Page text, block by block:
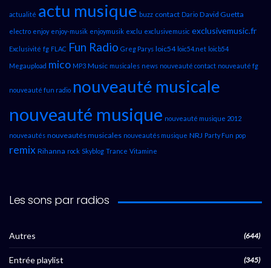
actualité actu musique buzz contact Dario David Guetta
electro enjoy enjoy-musik enjoymusik exclu exclusivemusic exclusivemusic.fr
Exclusivité fg FLAC Fun Radio Greg Parys loic54 loic54.net loicb54
Megaupload mico MP3 Music musicales news nouveauté contact nouveauté fg
nouveauté fun radio nouveauté musicale
nouveauté musique nouveauté musique 2012
nouveautés nouveautés musicales nouveautés musique NRJ Party Fun pop
remix Rihanna rock Skyblog Trance Vitamine
Les sons par radios
Autres (644)
Entrée playlist (345)